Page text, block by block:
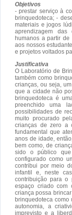
Objetivos
- prestar serviço à
brinquedoteca; -
materiais e jogos
aprendizagem
humanos a partir de
aos nossos
e projetos voltados
Justificativa
O Laboratório de
também como
crianças, ou seja,
que a cidade não
brinquedoteca é
preenchido uma
possibilidades de
muito procurado
crianças de zero a
fundamental que
anos de idade,
bem como, de
sido o público que
configurado como
contribui por meio
infantil e, neste
contribuição para o
espaço criado com
criança possa
brinquedoteca como
autonomia, a
imprevisto e a